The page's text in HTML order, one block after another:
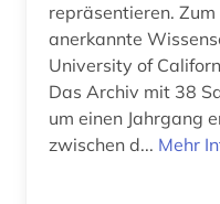
krankheit (1)
kriminologie (1)
kroatien (1)
repräsentieren.
anerkannte
University of
Das Archiv mit 38
um einen Jahrgang
zwischen d... Mehr